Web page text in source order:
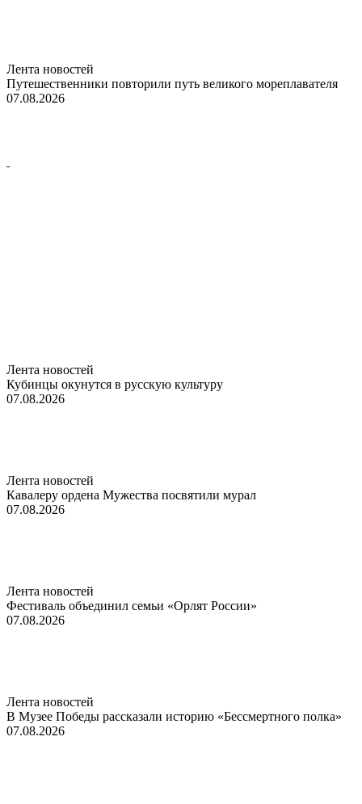
Лента новостей
Путешественники повторили путь великого мореплавателя
07.08.2026
Лента новостей
Кубинцы окунутся в русскую культуру
07.08.2026
Лента новостей
Кавалеру ордена Мужества посвятили мурал
07.08.2026
Лента новостей
Фестиваль объединил семьи «Орлят России»
07.08.2026
Лента новостей
В Музее Победы рассказали историю «Бессмертного полка»
07.08.2026